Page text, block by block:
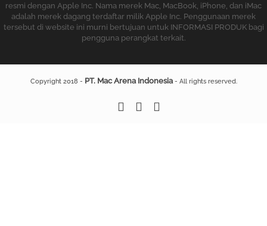
resmi dengan Apple Inc. Nama merek Mac, MacBook, iPhone, dan iMac
adalah merek dagang terdaftar milik Apple Inc. Penggunaan merek
tersebut di website ini murni bertujuan untuk INFORMASI PRODUK bagi
pengguna perangkat terkait.
Copyright 2018 - PT. Mac Arena Indonesia- All rights reserved.